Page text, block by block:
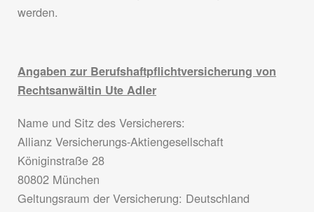
werden.
Angaben zur Berufshaftpflichtversicherung von
Rechtsanwältin Ute Adler
Name und Sitz des Versicherers:
Allianz Versicherungs-Aktiengesellschaft
Königinstraße 28
80802 München
Geltungsraum der Versicherung: Deutschland